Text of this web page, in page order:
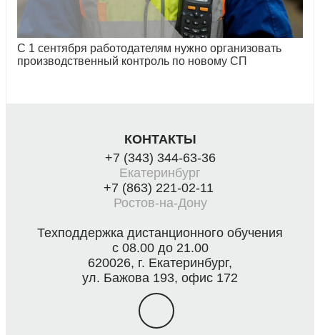
С 1 сентября работодателям нужно организовать
производственный контроль по новому СП
КОНТАКТЫ
+7 (343) 344-63-36
Екатеринбург
+7 (863) 221-02-11
Ростов-на-Дону
Техподдержка дистанционного обучения
с 08.00 до 21.00
620026, г. Екатеринбург,
ул. Бажова 193, офис 172